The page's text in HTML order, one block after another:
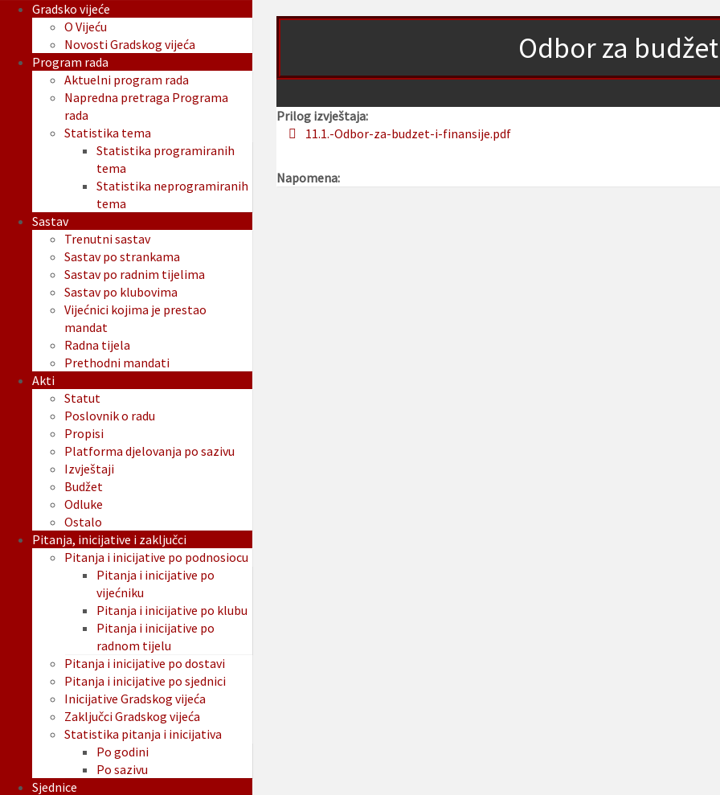
Odbor za
Prilog izvještaja:
11.1.-Odbor-za-budzet-i-finansije.pdf
Napomena:
Gradsko vijeće
O Vijeću
Novosti Gradskog vijeća
Program rada
Aktuelni program rada
Napredna pretraga Programa
rada
Statistika tema
Statistika programiranih
tema
Statistika neprogramiranih
tema
Sastav
Trenutni sastav
Sastav po strankama
Sastav po radnim tijelima
Sastav po klubovima
Vijećnici kojima je prestao
mandat
Radna tijela
Prethodni mandati
Akti
Statut
Poslovnik o radu
Propisi
Platforma djelovanja po sazivu
Izvještaji
Budžet
Odluke
Ostalo
Pitanja, inicijative i zaključci
Pitanja i inicijative po podnosiocu
Pitanja i inicijative po
vijećniku
Pitanja i inicijative po klubu
Pitanja i inicijative po
radnom tijelu
Pitanja i inicijative po dostavi
Pitanja i inicijative po sjednici
Inicijative Gradskog vijeća
Zaključci Gradskog vijeća
Statistika pitanja i inicijativa
Po godini
Po sazivu
Sjednice